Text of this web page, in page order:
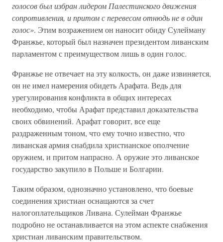
голосов был избран лидером Палестинского движения
сопротивления, и притом с перевесом отнюдь не в один
голос». Этим возражением он наносит обиду Сулейману
Франжье, который был назначен президентом ливанским
парламентом с преимуществом лишь в один голос.
Франжье не отвечает на эту колкость, он даже извиняется,
он не имел намерения обидеть Арафата. Ведь для
урегулирования конфликта в общих интересах
необходимо, чтобы Арафат представил доказательства
своих обвинений. Арафат говорит, все еще
раздраженным тоном, что ему точно известно, что
ливанская армия снабдила христианское ополчение
оружием, и притом напрасно. А оружие это ливанское
государство закупило в Польше и Болгарии.
Таким образом, однозначно установлено, что боевые
соединения христиан оснащаются за счет
налогоплательщиков Ливана. Сулейман Франжье
подробно не останавливается на этом аспекте снабжения
христиан ливанским правительством.